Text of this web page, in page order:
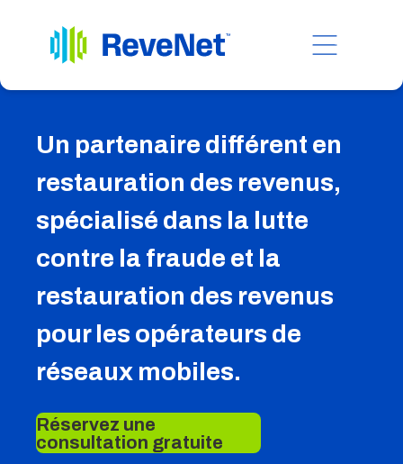
Un partenaire différent en
restauration des revenus,
spécialisé dans la lutte
contre la fraude et la
restauration des revenus
pour les opérateurs de
réseaux mobiles.
Réservez une
consultation gratuite